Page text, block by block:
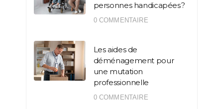
personnes handicapées ?
0 COMMENTAIRE
Les aides de
déménagement pour
une mutation
professionnelle
0 COMMENTAIRE